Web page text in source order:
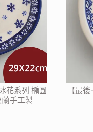
花系列 橢圓
手工製
【最